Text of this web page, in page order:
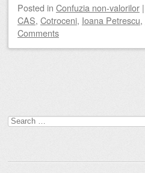
Posted in Confuzia non-valorilor |
CAS, Cotroceni, Ioana Petrescu,
Comments
Search
for: